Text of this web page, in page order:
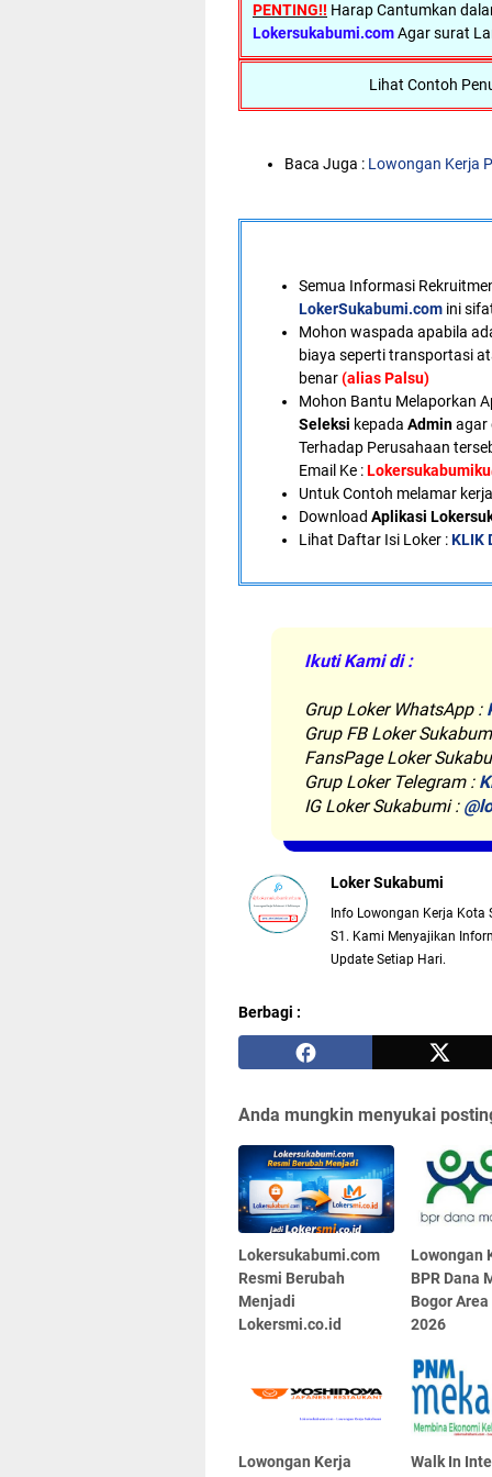
PENTING!! Harap Cantumkan
Lokersukabumi.comAgar surat
Lihat Contoh
Baca Juga : Lowongan Kerja
Semua Informasi
LokerSukabumi.com ini
Mohon waspada apabila
biaya seperti transportasi
benar(alias Palsu)
Mohon Bantu Melaporkan
Seleksi kepada Adminagar
Terhadap Perusahaan
Email Ke :
Untuk Contoh melamar
Download Aplikasi
Lihat Daftar Isi Loker :KLIK
Ikuti Kami di :
Grup Loker WhatsApp :
Grup FB Loker
FansPage Loker
Grup Loker Telegram :
IG Loker Sukabumi :
Loker Sukabumi
Info Lowongan Kerja Kota
S1. Kami Menyajikan
Update Setiap Hari.
Berbagi :
Anda mungkin menyukai
Lokersukabumi.com
Resmi Berubah
Menjadi
Lokersmi.co.id
Lowongan
BPR Dana
Bogor
2026
Lowongan Kerja
Walk In